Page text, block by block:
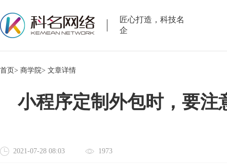
匠心打造，科技名
企
首页> 商学院> 文章详情
小程序定制外包时，要注
2021-07-28 08:03 1973